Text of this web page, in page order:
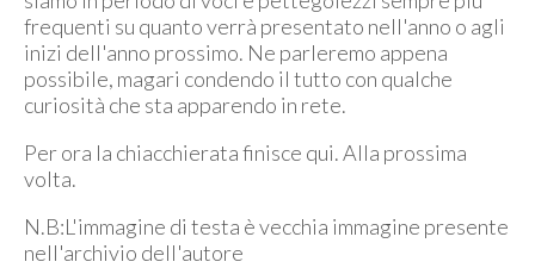
frequenti su quanto verrà presentato nell'anno o agli
inizi dell'anno prossimo. Ne parleremo appena
possibile, magari condendo il tutto con qualche
curiosità che sta apparendo in rete.
Per ora la chiacchierata finisce qui. Alla prossima
volta.
N.B:L'immagine di testa è vecchia immagine presente
nell'archivio dell'autore